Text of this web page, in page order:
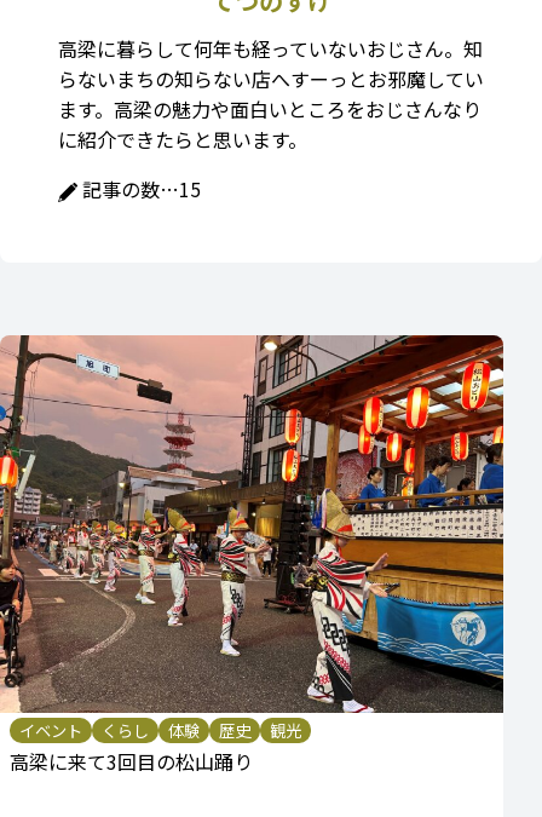
高梁に暮らして何年も経っていないおじさん。知
らないまちの知らない店へすーっとお邪魔してい
ます。高梁の魅力や面白いところをおじさんなり
に紹介できたらと思います。
記事の数…15
イベント くらし 体験 歴史 観光
高梁に来て3回目の松山踊り